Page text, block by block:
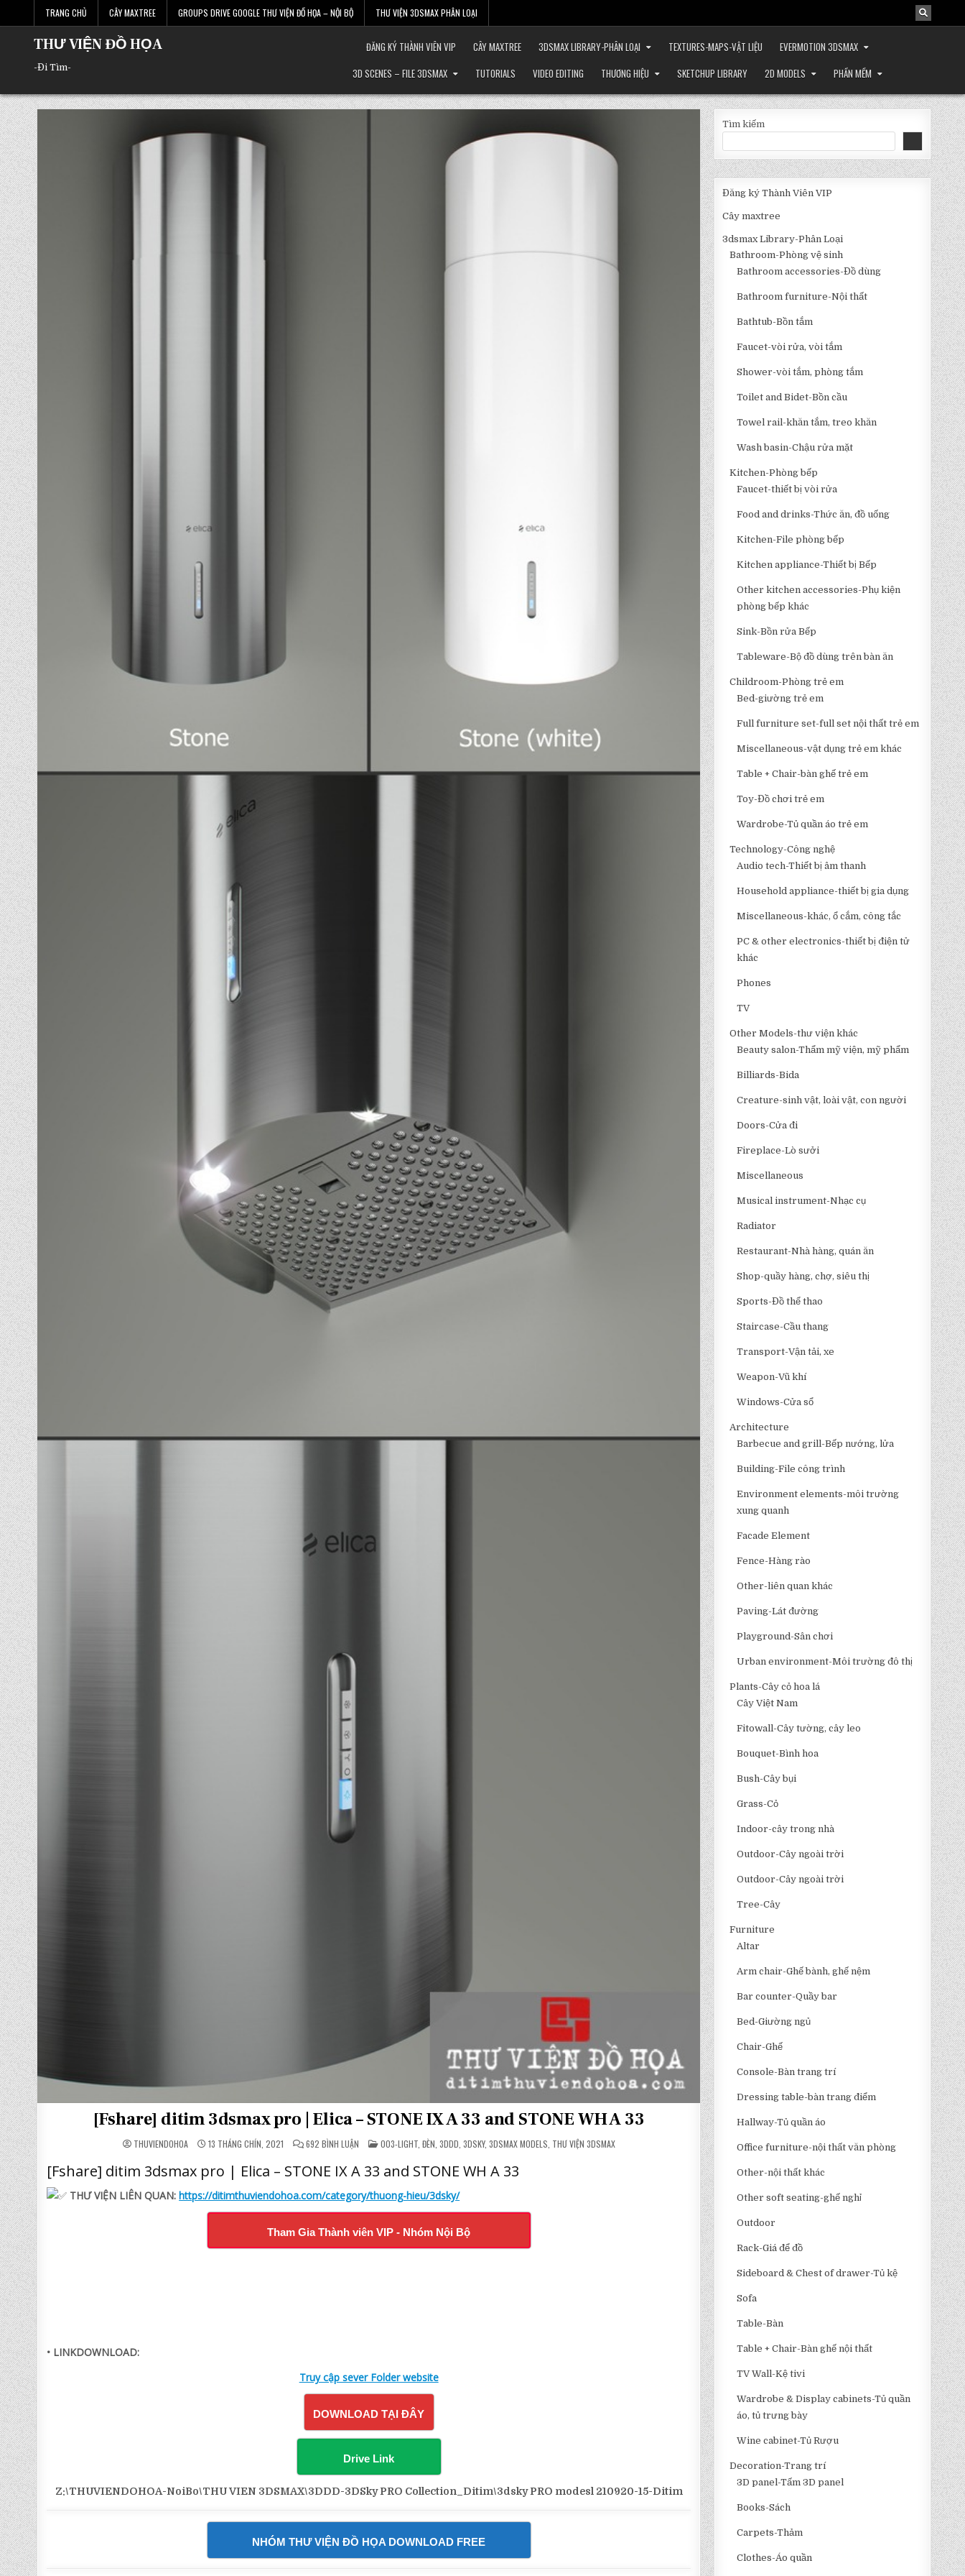
TRANG CHỦ CÂY MAXTREE GROUPS DRIVE GOOGLE THƯ VIỆN ĐỒ HỌA – NỘI BỘ THƯ VIỆN 3DSMAX PHÂN LOẠI
THƯ VIỆN ĐỒ HỌA
-Đi Tìm-
ĐĂNG KÝ THÀNH VIÊN VIP CÂY MAXTREE 3DSMAX LIBRARY-PHÂN LOẠI TEXTURES-MAPS-VẬT LIỆU
EVERMOTION 3DSMAX
3D SCENES – FILE 3DSMAX
TUTORIALS VIDEO EDITING THƯƠNG HIỆU SKETCHUP LIBRARY 2D MODELS PHẦN MỀM
[Fshare] ditim 3dsmax pro | Elica – STONE IX A 33 and STONE WH A 33
THUVIENDOHOA 13 THÁNG CHÍN, 2021 692 BÌNH LUẬNỞ
[FSHARE]
3DSMAX
PRO
ELICA
–
STONE
A
33
AND
POSTED
IN
003-LIGHT, ĐÈN 3DDD 3DSKY, 3DSMAX MODELS THƯ VIỆN 3DSMAX
[Fshare] ditim 3dsmax pro | Elica – STONE IX A 33 and STONE WH A 33
THƯ VIỆN LIÊN QUAN:https://ditimthuviendohoa.com/category/thuong-hieu/3dsky/
Tham Gia Thành viên VIP - Nhóm Nội Bộ
• LINKDOWNLOAD:
Truy cập sever Folder website
DOWNLOAD TẠI ĐÂY
Drive Link
Z:\THUVIENDOHOA-NoiBo\THU VIEN 3DSMAX\3DDD-3DSky PRO Collection_Ditim\3dsky PRO modesl 210920-15-Ditim
NHÓM THƯ VIỆN ĐỒ HỌA DOWNLOAD FREE
Tìm kiếm
Đăng ký Thành Viên VIP
Cây maxtree
3dsmax Library-Phân Loại
Bathroom-Phòng vệ sinh
Bathroom accessories-Đồ dùng
Bathroom furniture-Nội thất
Bathtub-Bồn tắm
Faucet-vòi rửa, vòi tắm
Shower-vòi tắm, phòng tắm
Toilet and Bidet-Bồn cầu
Towel rail-khăn tắm, treo khăn
Wash basin-Chậu rửa mặt
Kitchen-Phòng bếp
Faucet-thiết bị vòi rửa
Food and drinks-Thức ăn, đồ uống
Kitchen-File phòng bếp
Kitchen appliance-Thiết bị Bếp
Other kitchen accessories-Phụ kiện
phòng bếp khác
Sink-Bồn rửa Bếp
Tableware-Bộ đồ dùng trên bàn ăn
Childroom-Phòng trẻ em
Bed-giường trẻ em
Full furniture set-full set nội thất trẻ em
Miscellaneous-vật dụng trẻ em khác
Table + Chair-bàn ghế trẻ em
Toy-Đồ chơi trẻ em
Wardrobe-Tủ quần áo trẻ em
Technology-Công nghệ
Audio tech-Thiết bị âm thanh
Household appliance-thiết bị gia dụng
Miscellaneous-khác, ổ cắm, công tắc
PC & other electronics-thiết bị điện tử
khác
Phones
TV
Other Models-thư viện khác
Beauty salon-Thẩm mỹ viện, mỹ phẩm
Billiards-Bida
Creature-sinh vật, loài vật, con người
Doors-Cửa đi
Fireplace-Lò sưởi
Miscellaneous
Musical instrument-Nhạc cụ
Radiator
Restaurant-Nhà hàng, quán ăn
Shop-quầy hàng, chợ, siêu thị
Sports-Đồ thể thao
Staircase-Cầu thang
Transport-Vận tải, xe
Weapon-Vũ khí
Windows-Cửa sổ
Architecture
Barbecue and grill-Bếp nướng, lửa
Building-File công trình
Environment elements-môi trường
xung quanh
Facade Element
Fence-Hàng rào
Other-liên quan khác
Paving-Lát đường
Playground-Sân chơi
Urban environment-Môi trường đô thị
Plants-Cây cỏ hoa lá
Cây Việt Nam
Fitowall-Cây tường, cây leo
Bouquet-Bình hoa
Bush-Cây bụi
Grass-Cỏ
Indoor-cây trong nhà
Outdoor-Cây ngoài trời
Outdoor-Cây ngoài trời
Tree-Cây
Furniture
Altar
Arm chair-Ghế bành, ghế nệm
Bar counter-Quầy bar
Bed-Giường ngủ
Chair-Ghế
Console-Bàn trang trí
Dressing table-bàn trang điểm
Hallway-Tủ quần áo
Office furniture-nội thất văn phòng
Other-nội thất khác
Other soft seating-ghế nghỉ
Outdoor
Rack-Giá để đồ
Sideboard & Chest of drawer-Tủ kệ
Sofa
Table-Bàn
Table + Chair-Bàn ghế nội thất
TV Wall-Kệ tivi
Wardrobe & Display cabinets-Tủ quần
áo, tủ trưng bày
Wine cabinet-Tủ Rượu
Decoration-Trang trí
3D panel-Tấm 3D panel
Books-Sách
Carpets-Thảm
Clothes-Áo quần